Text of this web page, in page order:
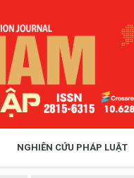
NGHIÊN CỨU PHÁP LUẬT